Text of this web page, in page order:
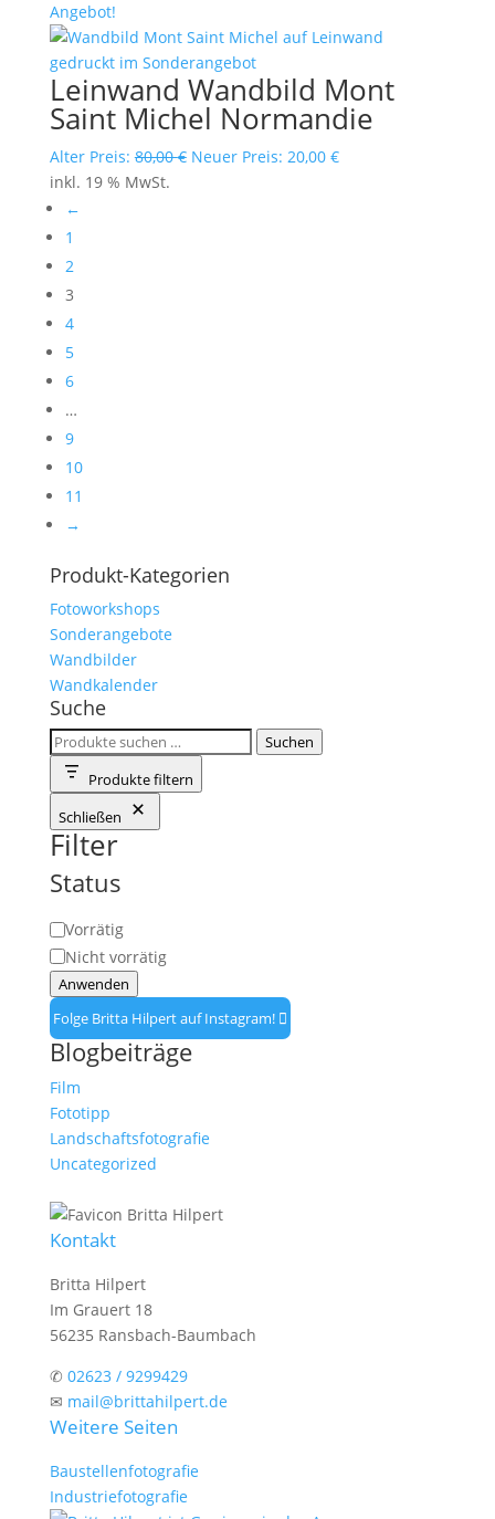
80,00 €
20,00 €.
Angebot!
Leinwand Wandbild Mont
Saint Michel Normandie
Alter Preis: 80,00€ Ursprünglicher
Neuer Preis: 20,00 €Aktueller
inkl. 19 % MwSt.
←
1
2
3
4
5
6
…
9
10
11
→
Produkt-Kategorien
Fotoworkshops
Sonderangebote
Wandbilder
Wandkalender
Suche
Suchen
nach:
Suchen
Produkte filtern
Schließen
Filter
Status
Verfügbarkeit
Vorrätig
Nicht vorrätig
Anwenden
Folge Britta Hilpert auf Instagram!
Blogbeiträge
Film
Fototipp
Landschaftsfotografie
Uncategorized
Kontakt
Britta Hilpert
Im Grauert 18
56235 Ransbach-Baumbach
✆ 02623 / 9299429
✉ mail@brittahilpert.de
Weitere Seiten
Baustellenfotografie
Industriefotografie